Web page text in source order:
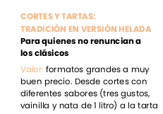
Valor: formatos grandes a muy
buen precio. Desde cortescon
diferentes sabores (tresgustos,
vainilla y nata de 1 litro) a la tarta
CORTESYTARTAS:
TRADICIÓN EN VERSIÓN HELADA
Paraquienesnorenunciana
losclásicos